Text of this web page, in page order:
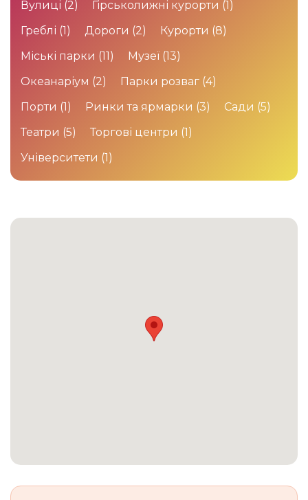
Вулиці (2) Гірськолижні курорти (1)
Греблі (1) Дороги (2) Курорти (8)
Міські парки (11) Музеї (13)
Океанаріум (2) Парки розваг (4)
Порти (1) Ринки та ярмарки (3) Сади (5)
Театри (5) Торгові центри (1)
Університети (1)